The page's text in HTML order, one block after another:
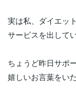
実は私、ダイエッ
サービスを出して
ちょうど昨日サポ
嬉しいお言葉をい